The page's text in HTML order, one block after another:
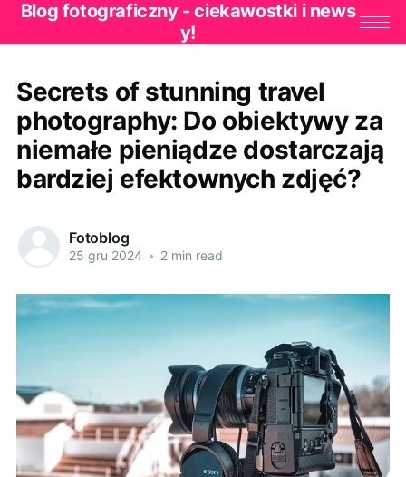
Blog fotograficzny - ciekawostki i news
y!
Secrets of stunning travel
photography: Do obiektywy za
niemałe pieniądze dostarczają
bardziej efektownych zdjęć?
Fotoblog
25 gru 2024 • 2 min read